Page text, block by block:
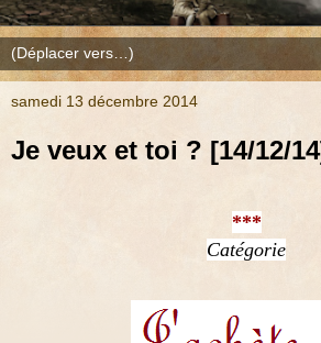
samedi 13 décembre 2014
Je veux et toi ? [14/12/
***
Catégorie